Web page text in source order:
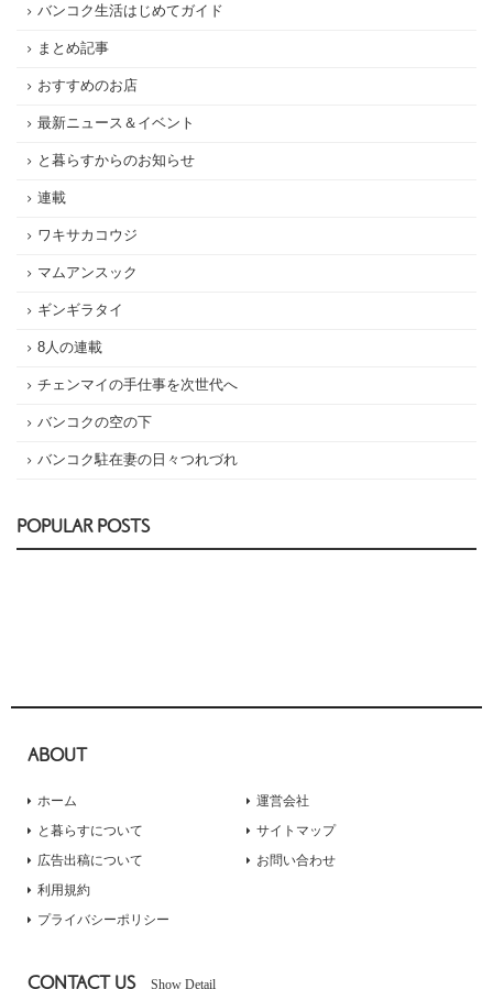
バンコク生活はじめてガイド
まとめ記事
おすすめのお店
最新ニュース＆イベント
と暮らすからのお知らせ
連載
ワキサカコウジ
マムアンスック
ギンギラタイ
8人の連載
チェンマイの手仕事を次世代へ
バンコクの空の下
バンコク駐在妻の日々つれづれ
POPULAR POSTS
ABOUT
ホーム
と暮らすについて
広告出稿について
運営会社
サイトマップ
お問い合わせ
利用規約
プライバシーポリシー
CONTACT US Show Detail